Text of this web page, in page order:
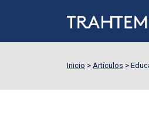
Inicio > Artículos >